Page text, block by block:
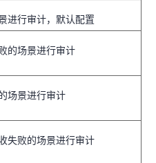
进行审计，默认配置
的场景进行审计
场景进行审计
失败的场景进行审计